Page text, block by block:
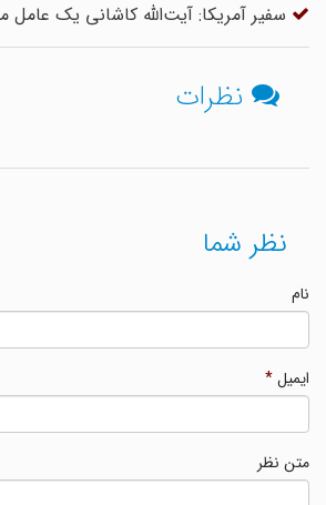
سفیر آمریکا: آیت‌الله کاشانی یک عامل
نظرات
نظر شما
ایمیل*
متن نظر